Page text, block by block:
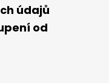
údajů
od